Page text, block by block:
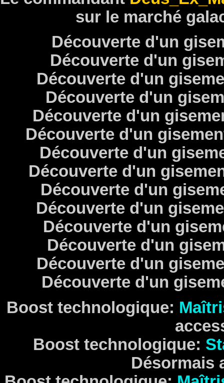
sur le marché
Découverte d'un
Découverte d'un
Découverte d'un
Découverte d'un
Découverte d'un
Découverte d'un
Découverte d'un
Découverte d'un
Découverte d'un
Découverte d'un
Découverte d'un
Découverte d'un
Découverte d'un
Découverte d'un
Boost technologique:
Boost technologique:
Désormais